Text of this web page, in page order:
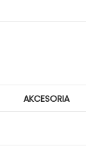
AKCESORIA